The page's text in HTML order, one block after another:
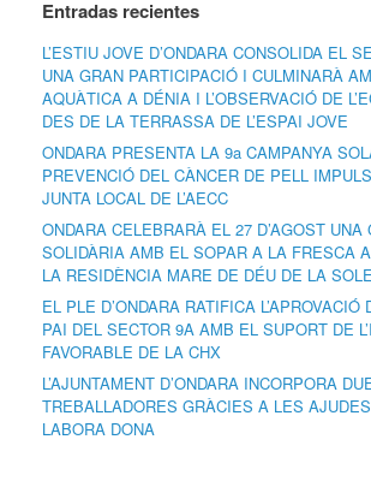
Entradas recientes
L’ESTIU JOVE D’ONDARA CONSOLIDA EL
UNA GRAN PARTICIPACIÓ I CULMINARÀ
AQUÀTICA A DÉNIA I L’OBSERVACIÓ DE
DES DE LA TERRASSA DE L’ESPAI JOVE
ONDARA PRESENTA LA 9a CAMPANYA
PREVENCIÓ DEL CÀNCER DE PELL
JUNTA LOCAL DE L’AECC
ONDARA CELEBRARÀ EL 27 D’AGOST UNA
SOLIDÀRIA AMB EL SOPAR A LA FRESCA
LA RESIDÈNCIA MARE DE DÉU DE LA
EL PLE D’ONDARA RATIFICA L’APROVACIÓ
PAI DEL SECTOR 9A AMB EL SUPORT DE
FAVORABLE DE LA CHX
L’AJUNTAMENT D’ONDARA INCORPORA
TREBALLADORES GRÀCIES A LES
LABORA DONA